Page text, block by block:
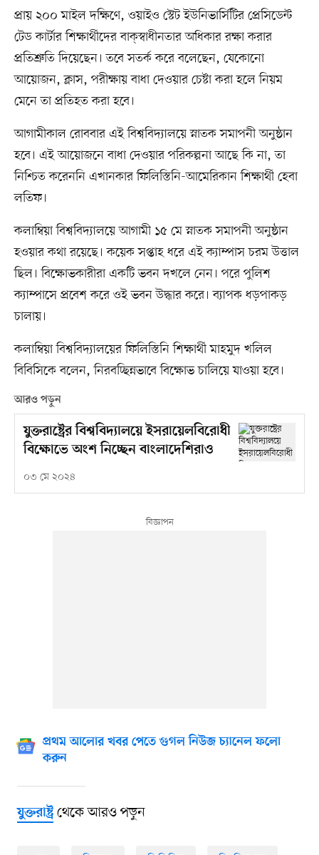
প্রায় ২০০ মাইল দক্ষিণে, ওয়াইও স্টেট ইউনিভার্সিটির প্রেসিডেন্ট
টেড কার্টার শিক্ষার্থীদের বাক্‌স্বাধীনতার অধিকার রক্ষা করার
প্রতিশ্রুতি দিয়েছেন। তবে সতর্ক করে বলেছেন, যেকোনো
আয়োজন, ক্লাস, পরীক্ষায় বাধা দেওয়ার চেষ্টা করা হলে নিয়ম
মেনে তা প্রতিহত করা হবে।
আগামীকাল রোববার এই বিশ্ববিদ্যালয়ে স্নাতক সমাপনী অনুষ্ঠান
হবে। এই আয়োজনে বাধা দেওয়ার পরিকল্পনা আছে কি না, তা
নিশ্চিত করেননি এখানকার ফিলিস্তিনি-আমেরিকান শিক্ষার্থী হেবা
লতিফ।
কলাম্বিয়া বিশ্ববিদ্যালয়ে আগামী ১৫ মে স্নাতক সমাপনী অনুষ্ঠান
হওয়ার কথা রয়েছে। কয়েক সপ্তাহ ধরে এই ক্যাম্পাস চরম উত্তাল
ছিল। বিক্ষোভকারীরা একটি ভবন দখলে নেন। পরে পুলিশ
ক্যাম্পাসে প্রবেশ করে ওই ভবন উদ্ধার করে। ব্যাপক ধড়পাকড়
চালায়।
কলাম্বিয়া বিশ্ববিদ্যালয়ের ফিলিস্তিনি শিক্ষার্থী মাহমুদ খলিল
বিবিসিকে বলেন, নিরবচ্ছিন্নভাবে বিক্ষোভ চালিয়ে যাওয়া হবে।
আরও পড়ুন
যুক্তরাষ্ট্রের বিশ্ববিদ্যালয়ে ইসরায়েলবিরোধী
বিক্ষোভে অংশ নিচ্ছেন বাংলাদেশিরাও
০৩ মে ২০২৪
প্রথম আলোর খবর পেতে গুগল নিউজ চ্যানেল ফলো
করুন
যুক্তরাষ্ট্রথেকে আরও পড়ুন